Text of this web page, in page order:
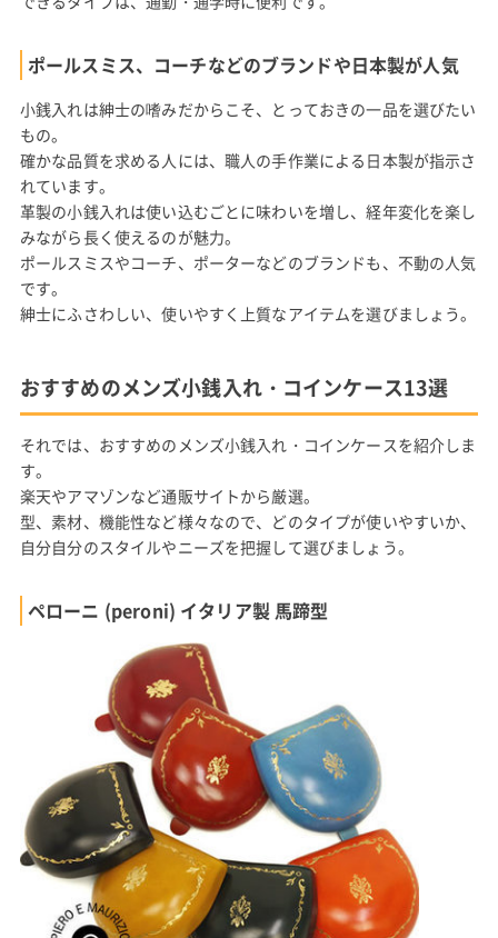
ポールスミス、コーチなどのブランドや日本製が人気
小銭入れは紳士の嗜みだからこそ、とっておきの一品を選びたい
もの。
確かな品質を求める人には、職人の手作業による日本製が指示さ
れています。
革製の小銭入れは使い込むごとに味わいを増し、経年変化を楽し
みながら長く使えるのが魅力。
ポールスミスやコーチ、ポーターなどのブランドも、不動の人気
です。
紳士にふさわしい、使いやすく上質なアイテムを選びましょう。
おすすめのメンズ小銭入れ・コインケース13選
それでは、おすすめのメンズ小銭入れ・コインケースを紹介しま
す。
楽天やアマゾンなど通販サイトから厳選。
型、素材、機能性など様々なので、どのタイプが使いやすいか、
自分自分のスタイルやニーズを把握して選びましょう。
ペローニ (peroni) イタリア製 馬蹄型